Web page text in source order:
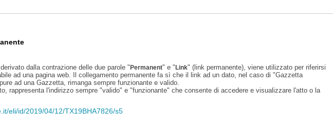
dalla contrazione delle due parole "Permanent" e "Link" (link permanente), viene utilizzato per riferirsi
ad una pagina web. Il collegamento permanente fa sì che il link ad un dato, nel caso di "Gazzetta
ad una Gazzetta, rimanga sempre funzionante e valido.
rappresenta l'indirizzo sempre "valido" e "funzionante" che consente di accedere e visualizzare l'atto o la
eli/id/2019/04/12/TX19BHA7826/s5